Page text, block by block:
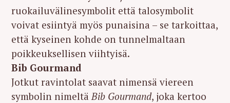
ruokailuvälinesymbolit että talosymbolit
voivat esiintyä myös punaisina – se tarkoittaa,
että kyseinen kohde on tunnelmaltaan
poikkeuksellisen viihtyisä.
Bib Gourmand
Jotkut ravintolat saavat nimensä viereen
symbolin nimeltä Bib Gourmand, joka kertoo
r
c
h
f
o
r
: